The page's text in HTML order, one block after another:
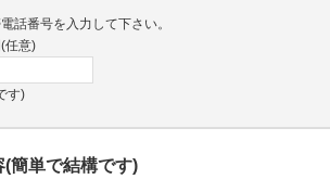
話番号を入力して下さい。
任意)
す)
簡単で結構です)